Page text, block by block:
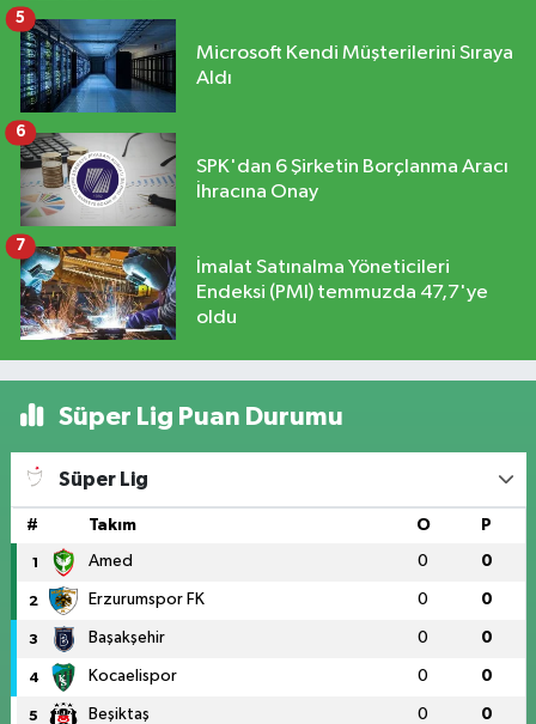
Microsoft Kendi Müşterilerini Sıraya
Aldı
5
SPK'dan 6 Şirketin Borçlanma Aracı
İhracına Onay
6
İmalat Satınalma Yöneticileri
Endeksi (PMI) temmuzda 47,7'ye
oldu
7
Süper Lig Puan Durumu
Süper Lig
# Takım O P
1 Amed 0 0
2 Erzurumspor FK 0 0
3 Başakşehir 0 0
4 Kocaelispor 0 0
5 Beşiktaş 0 0